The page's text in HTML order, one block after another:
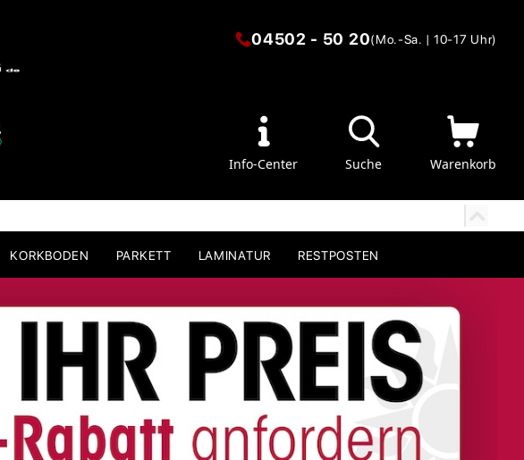
04502 - 50 20(Mo.-Sa. | 10-17 Uhr)
Info-Center Suche Warenkorb
KORKBODEN PARKETT LAMINATUR RESTPOSTEN